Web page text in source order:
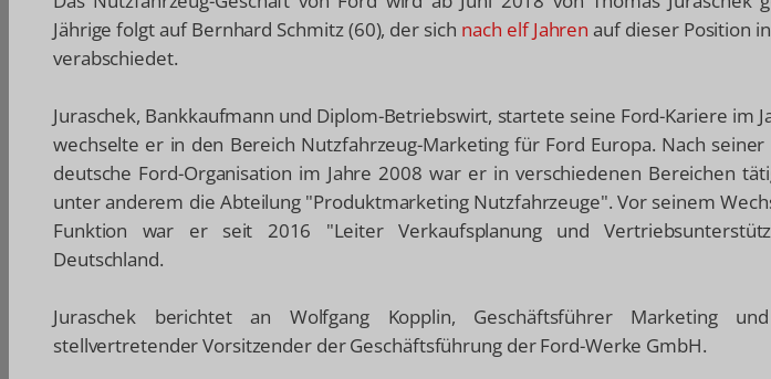
Jährige folgt auf Bernhard Schmitz (60), der sich nach elf Jahren auf dieser Position
verabschiedet.
Juraschek, Bankkaufmann und Diplom-Betriebswirt, startete seine Ford-Kariere im
wechselte er in den Bereich Nutzfahrzeug-Marketing für Ford Europa. Nach
deutsche Ford-Organisation im Jahre 2008 war er in verschiedenen Bereichen
unter anderem die Abteilung "Produktmarketing Nutzfahrzeuge". Vor seinem
Funktion war er seit 2016 "Leiter Verkaufsplanung und
Deutschland.
Juraschek berichtet an Wolfgang Kopplin, Geschäftsführer Marketing
stellvertretender Vorsitzender der Geschäftsführung der Ford-Werke GmbH.